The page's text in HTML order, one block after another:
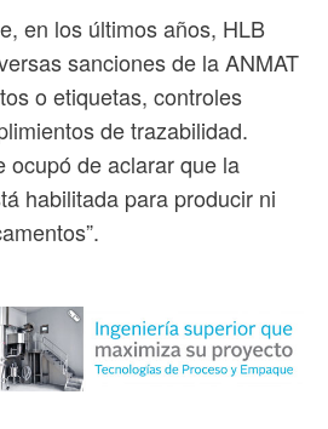
en los últimos años, HLB
sanciones de la ANMAT
o etiquetas, controles
de trazabilidad.
ocupó de aclarar que la
habilitada para producir ni